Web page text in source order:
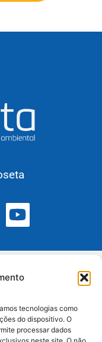
tecnologias como
do dispositivo. O
processar dados
Catarina e